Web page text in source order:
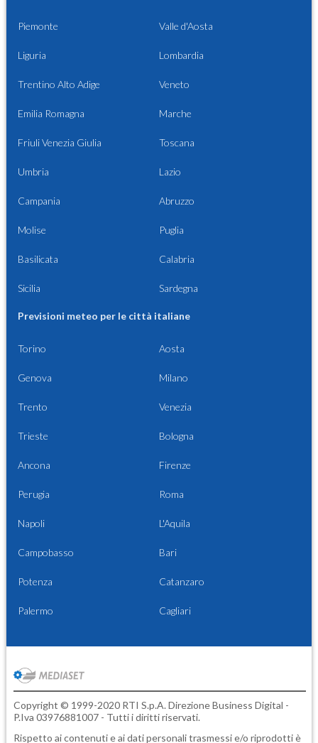
Piemonte Valle d'Aosta
Liguria Lombardia
Trentino Alto Adige Veneto
Emilia Romagna Marche
Friuli Venezia Giulia Toscana
Umbria Lazio
Campania Abruzzo
Molise Puglia
Basilicata Calabria
Sicilia Sardegna
Previsioni meteo per le città italiane
Torino Aosta
Genova Milano
Trento Venezia
Trieste Bologna
Ancona Firenze
Perugia Roma
Napoli L'Aquila
Campobasso Bari
Potenza Catanzaro
Palermo Cagliari
Copyright © 1999-2020 RTI S.p.A. Direzione Business Digital -
P.Iva 03976881007 - Tutti i diritti riservati.
Rispetto ai contenuti e ai dati personali trasmessi e/o riprodotti è